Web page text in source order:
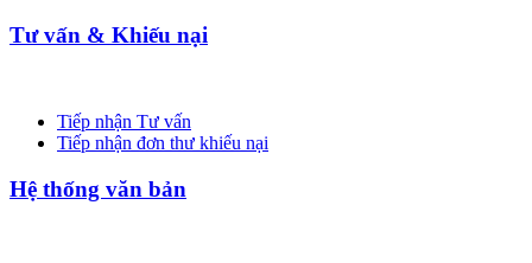
Tư vấn & Khiếu nại
Tiếp nhận Tư vấn
Tiếp nhận đơn thư khiếu nại
Hệ thống văn bản